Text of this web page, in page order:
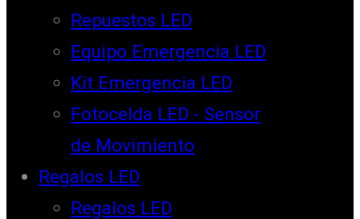
Repuestos LED
Equipo Emergencia LED
Kit Emergencia LED
Fotocelda LED - Sensor
de Movimiento
Regalos LED
Regalos LED